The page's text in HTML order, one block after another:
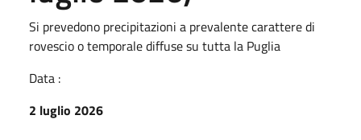
Si prevedono precipitazioni a prevalente carattere di
rovescio o temporale diffuse su tutta la Puglia
Data :
2 luglio 2026